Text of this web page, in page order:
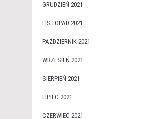
GRUDZIEŃ 2021
LISTOPAD 2021
PAŹDZIERNIK 2021
WRZESIEŃ 2021
SIERPIEŃ 2021
LIPIEC 2021
CZERWIEC 2021